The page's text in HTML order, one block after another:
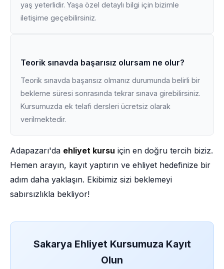
yaş yeterlidir. Yaşa özel detaylı bilgi için bizimle
iletişime geçebilirsiniz.
Teorik sınavda başarısız olursam ne olur?
Teorik sınavda başarısız olmanız durumunda belirli bir
bekleme süresi sonrasında tekrar sınava girebilirsiniz.
Kursumuzda ek telafi dersleri ücretsiz olarak
verilmektedir.
Adapazarı'da ehliyet kursu için en doğru tercih biziz.
Hemen arayın, kayıt yaptırın ve ehliyet hedefinize bir
adım daha yaklaşın. Ekibimiz sizi beklemeyi
sabırsızlıkla bekliyor!
Sakarya Ehliyet Kursumuza Kayıt
Olun